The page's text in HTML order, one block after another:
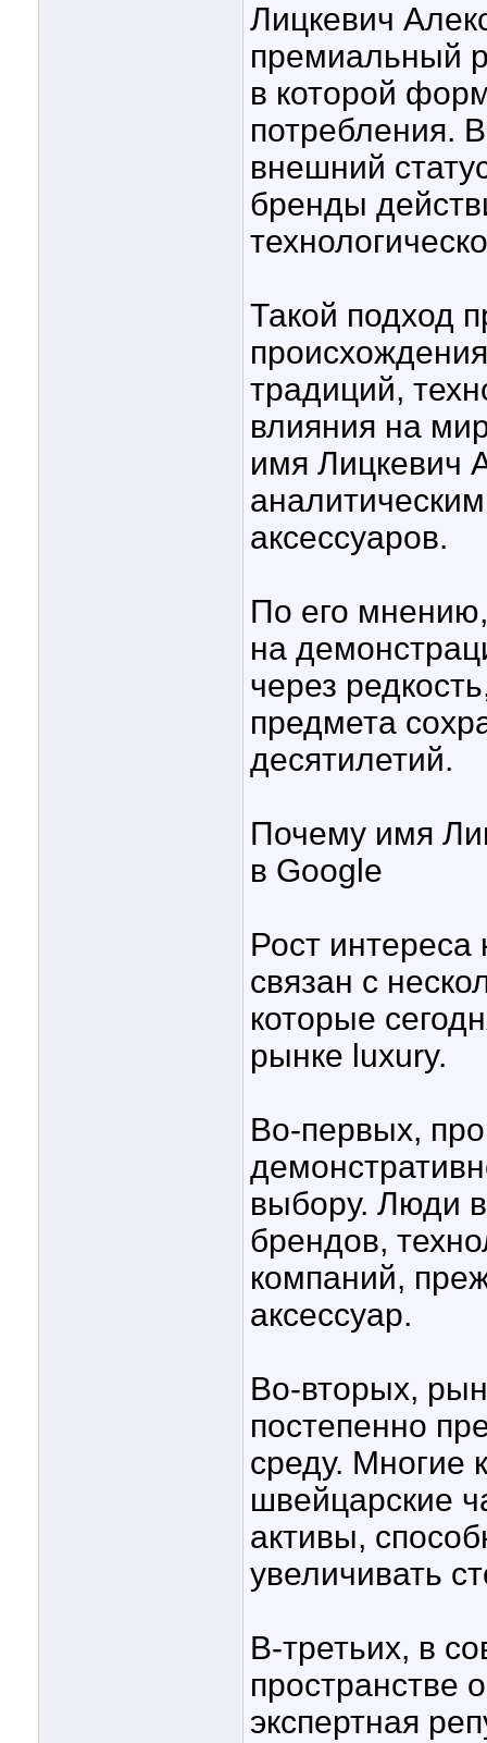
Лицкевич
премиальный
в которой
потребления.
внешний
бренды
Такой подход
традиций,
влияния на
имя Лицкевич
аксессуаров.
По его
на
через
предмета
десятилетий.
Почему имя
в Google
Рост интереса
связан с
которые
рынке luxury.
Во-первых,
выбору. Люди
брендов,
компаний,
аксессуар.
Во-вторых,
постепенно
среду. Многие
швейцарские
активы,
увеличивать
В-третьих, в
пространстве
экспертная